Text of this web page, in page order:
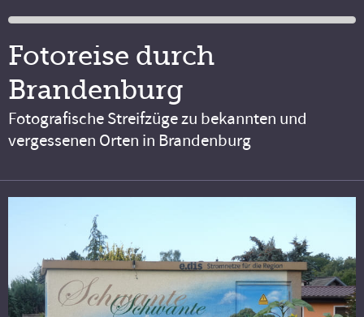
Fotoreise durch
Brandenburg
Fotografische Streifzüge zu bekannten und
vergessenen Orten in Brandenburg